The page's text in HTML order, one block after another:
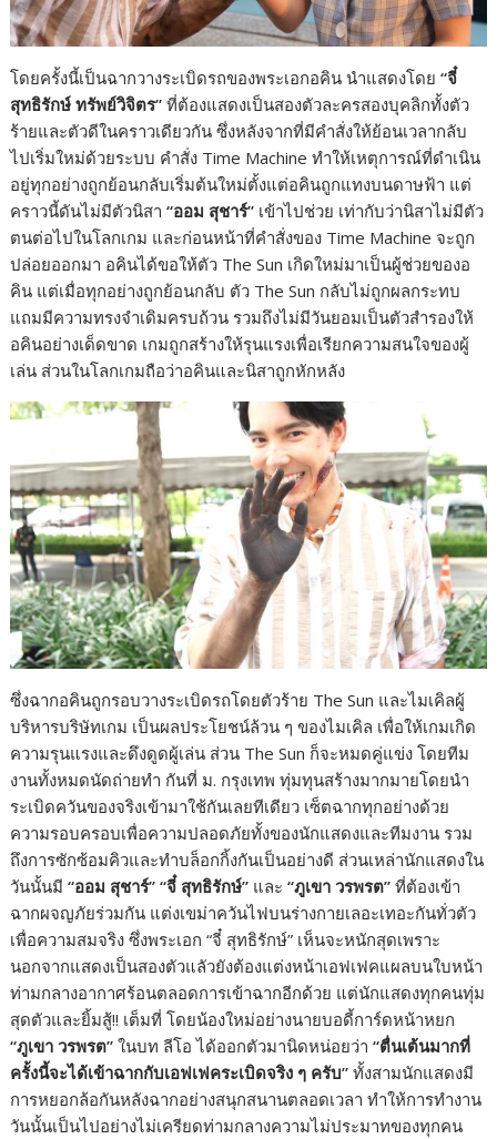
โดยครั้งนี้เป็นฉากวางระเบิดรถของพระเอกอคิน นำแสดงโดย“จี๋
สุทธิรักษ์ ทรัพย์วิจิตร” ที่ต้องแสดงเป็นสองตัวละครสองบุคลิกทั้งตัว
ร้ายและตัวดีในคราวเดียวกัน ซึ่งหลังจากที่มีคำสั่งให้ย้อนเวลากลับ
ไปเริ่มใหม่ด้วยระบบ คำสั่ง Time Machine ทำให้เหตุการณ์ที่ดำเนิน
อยู่ทุกอย่างถูกย้อนกลับเริ่มต้นใหม่ตั้งแต่อคินถูกแทงบนดาษฟ้า แต่
คราวนี้ดันไม่มีตัวนิสา“ออม สุชาร์” เข้าไปช่วย เท่ากับว่านิสาไม่มีตัว
ตนต่อไปในโลกเกม และก่อนหน้าที่คำสั่งของ Time Machine จะถูก
ปล่อยออกมา อคินได้ขอให้ตัว The Sun เกิดใหม่มาเป็นผู้ช่วยของอ
คิน แต่เมื่อทุกอย่างถูกย้อนกลับ ตัว The Sun กลับไม่ถูกผลกระทบ
แถมมีความทรงจำเดิมครบถ้วน รวมถึงไม่มีวันยอมเป็นตัวสำรองให้
อคินอย่างเด็ดขาด เกมถูกสร้างให้รุนแรงเพื่อเรียกความสนใจของผู้
เล่น ส่วนในโลกเกมถือว่าอคินและนิสาถูกหักหลัง
ซึ่งฉากอคินถูกรอบวางระเบิดรถโดยตัวร้าย The Sun และไมเคิลผู้
บริหารบริษัทเกม เป็นผลประโยชน์ล้วน ๆ ของไมเคิล เพื่อให้เกมเกิด
ความรุนแรงและดึงดูดผู้เล่น ส่วน The Sun ก็จะหมดคู่แข่ง โดยทีม
งานทั้งหมดนัดถ่ายทำ กันที่ ม. กรุงเทพ ทุ่มทุนสร้างมากมายโดยนำ
ระเบิดควันของจริงเข้ามาใช้กันเลยทีเดียว เซ็ตฉากทุกอย่างด้วย
ความรอบครอบเพื่อความปลอดภัยทั้งของนักแสดงและทีมงาน รวม
ถึงการซักซ้อมคิวและทำบล็อกกิ้งกันเป็นอย่างดี ส่วนเหล่านักแสดงใน
วันนั้นมี“ออม สุชาร์” “จี๋ สุทธิรักษ์” และ“ภูเขา วรพรต” ที่ต้องเข้า
ฉากผจญภัยร่วมกัน แต่งเขม่าควันไฟบนร่างกายเลอะเทอะกันทั่วตัว
เพื่อความสมจริง ซึ่งพระเอก “จี๋ สุทธิรักษ์” เห็นจะหนักสุดเพราะ
นอกจากแสดงเป็นสองตัวแลัวยังต้องแต่งหน้าเอฟเฟคแผลบนใบหน้า
ท่ามกลางอากาศร้อนตลอดการเข้าฉากอีกด้วย แต่นักแสดงทุกคนทุ่ม
สุดตัวและยิ้มสู้!! เต็มที่ โดยน้องใหม่อย่างนายบอดี้การ์ดหน้าหยก
“ภูเขา วรพรต” ในบท ลีโอ ได้ออกตัวมานิดหน่อยว่า“ตื่นเต้นมากที่
ครั้งนี้จะได้เข้าฉากกับเอฟเฟคระเบิดจริง ๆ ครับ” ทั้งสามนักแสดงมี
การหยอกล้อกันหลังฉากอย่างสนุกสนานตลอดเวลา ทำให้การทำงาน
วันนั้นเป็นไปอย่างไม่เครียดท่ามกลางความไม่ประมาทของทุกคน